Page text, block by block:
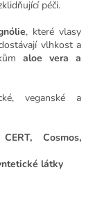
péči.
, které vlasy
vlhkost a
aloe vera a
veganské a
Cosmos,
látky